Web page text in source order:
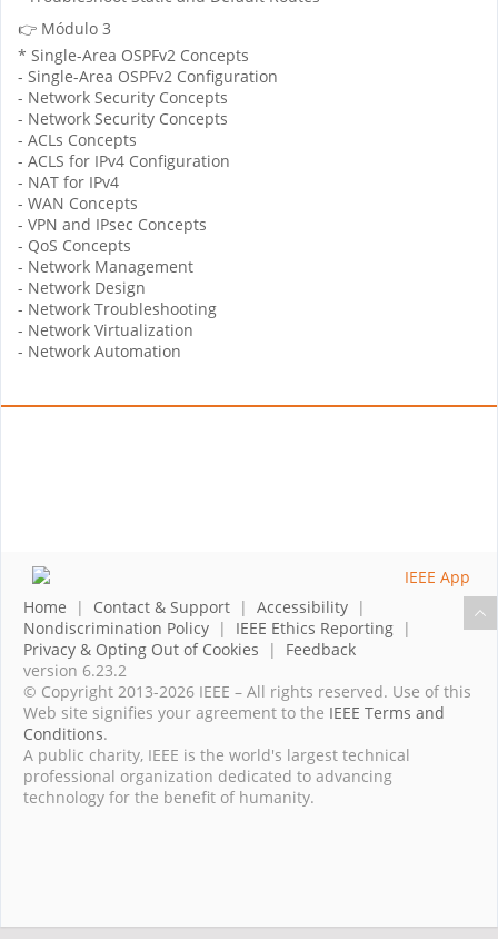
👉 Módulo 3
* Single-Area OSPFv2 Concepts
- Single-Area OSPFv2 Configuration
- Network Security Concepts
- Network Security Concepts
- ACLs Concepts
- ACLS for IPv4 Configuration
- NAT for IPv4
- WAN Concepts
- VPN and IPsec Concepts
- QoS Concepts
- Network Management
- Network Design
- Network Troubleshooting
- Network Virtualization
- Network Automation
Home | Contact & Support | Accessibility |
Nondiscrimination Policy | IEEE Ethics Reporting |
Privacy & Opting Out of Cookies | Feedback
version 6.23.2
© Copyright 2013-2026 IEEE – All rights reserved. Use of this
Web site signifies your agreement to the IEEE Terms and
Conditions.
A public charity, IEEE is the world's largest technical
professional organization dedicated to advancing
technology for the benefit of humanity.